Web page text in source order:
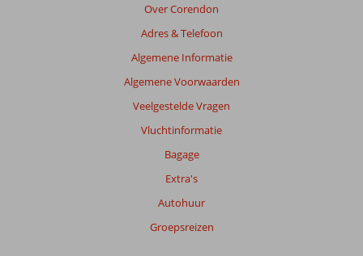
Over Corendon
Adres & Telefoon
Algemene Informatie
Algemene Voorwaarden
Veelgestelde Vragen
Vluchtinformatie
Bagage
Extra's
Autohuur
Groepsreizen